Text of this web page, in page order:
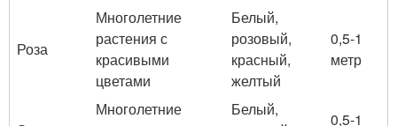
Роза
Многолетние
растения с
красивыми
цветами
Белый,
розовый,
красный,
желтый
0,5-1
метр
Многолетние
Белый,
0,5-1